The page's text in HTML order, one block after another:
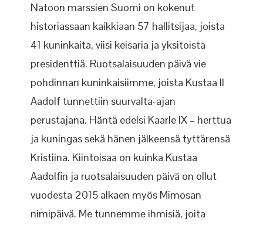
Natoon marssien Suomi on kokenut
historiassaan kaikkiaan 57 hallitsijaa, joista
41 kuninkaita, viisi keisaria ja yksitoista
presidenttiä. Ruotsalaisuuden päivä vie
pohdinnan kuninkaisiimme, joista Kustaa II
Aadolf tunnettiin suurvalta-ajan
perustajana. Häntä edelsi Kaarle IX – herttua
ja kuningas sekä hänen jälkeensä tyttärensä
Kristiina. Kiintoisaa on kuinka Kustaa
Aadolfin ja ruotsalaisuuden päivä on ollut
vuodesta 2015 alkaen myös Mimosan
nimipäivä. Me tunnemme ihmisiä, joita